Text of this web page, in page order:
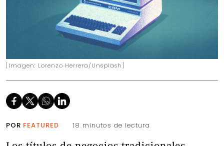
[Imagen: Lorenzo Herrera/Unsplash]
POR FEATURED 18 minutos de lectura